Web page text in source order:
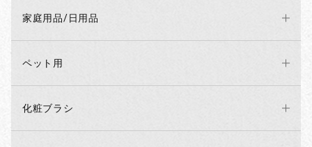
家庭用品/日用品
ペット用
化粧ブラシ